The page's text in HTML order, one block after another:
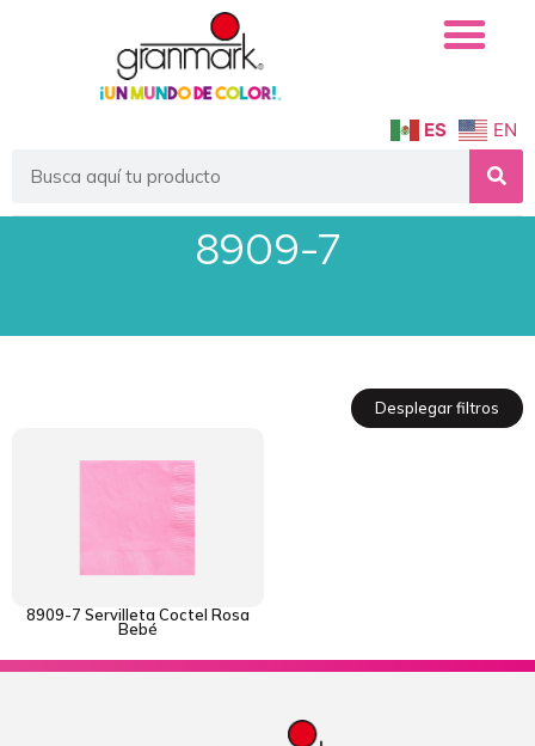
ES EN
8909-7
Desplegar filtros
8909-7 Servilleta Coctel Rosa
Bebé